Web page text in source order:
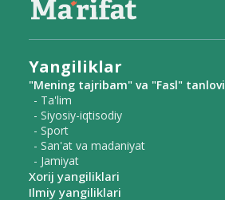
Yangiliklar
"Mening tajribam" va "Fasl" tanlovi
- Ta'lim
- Siyosiy-iqtisodiy
- Sport
- San'at va madaniyat
- Jamiyat
Xorij yangiliklari
Ilmiy yangiliklari